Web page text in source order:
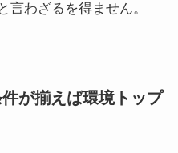
言わざるを得ません。
が揃えば環境トップ